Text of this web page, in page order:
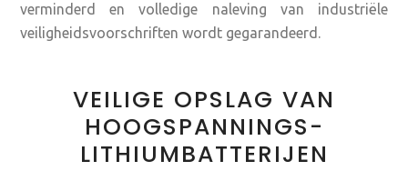
verminderd en volledige naleving van industriële
veiligheidsvoorschriften wordt gegarandeerd.
VEILIGE OPSLAG VAN
HOOGSPANNINGS-
LITHIUMBATTERIJEN